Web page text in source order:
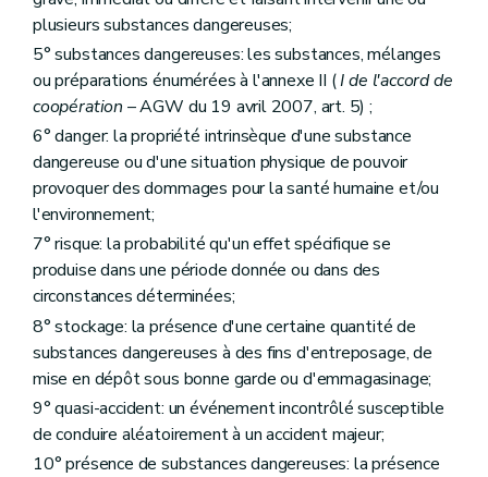
Annexe
Annexe
Annexe
Annexe
Annexe
Annexe
Annexe
Annexe
Annexe
Annexe
Annexe
Annexe
Annexe
Annexe
Annexe
Annexe
Annexe
Annexe
Annexe
Annexe
Annexe
Annexe
plusieurs substances dangereuses;
5° substances dangereuses: les substances, mélanges
ou préparations énumérées à l'annexe II (I de l'accord de
coopération – AGW du 19 avril 2007, art. 5) ;
6° danger: la propriété intrinsèque d'une substance
dangereuse ou d'une situation physique de pouvoir
provoquer des dommages pour la santé humaine et/ou
l'environnement;
7° risque: la probabilité qu'un effet spécifique se
produise dans une période donnée ou dans des
circonstances déterminées;
8° stockage: la présence d'une certaine quantité de
substances dangereuses à des fins d'entreposage, de
mise en dépôt sous bonne garde ou d'emmagasinage;
9° quasi-accident: un événement incontrôlé susceptible
de conduire aléatoirement à un accident majeur;
10° présence de substances dangereuses: la présence